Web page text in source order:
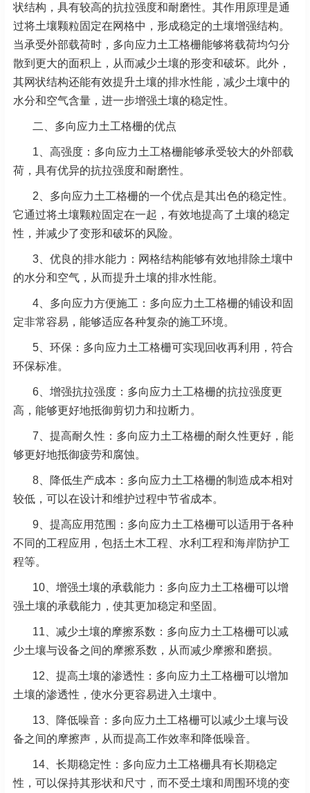
状结构，具有较高的抗拉强度和耐磨性。其作用原理是通
过将土壤颗粒固定在网格中，形成稳定的土壤增强结构。
当承受外部载荷时，多向应力土工格栅能够将载荷均匀分
散到更大的面积上，从而减少土壤的形变和破坏。此外，
其网状结构还能有效提升土壤的排水性能，减少土壤中的
水分和空气含量，进一步增强土壤的稳定性。
二、多向应力土工格栅的优点
1、高强度：多向应力土工格栅能够承受较大的外部载
荷，具有优异的抗拉强度和耐磨性。
2、多向应力土工格栅的一个优点是其出色的稳定性。
它通过将土壤颗粒固定在一起，有效地提高了土壤的稳定
性，并减少了变形和破坏的风险。
3、优良的排水能力：网格结构能够有效地排除土壤中
的水分和空气，从而提升土壤的排水性能。
4、多向应力方便施工：多向应力土工格栅的铺设和固
定非常容易，能够适应各种复杂的施工环境。
5、环保：多向应力土工格栅可实现回收再利用，符合
环保标准。
6、增强抗拉强度：多向应力土工格栅的抗拉强度更
高，能够更好地抵御剪切力和拉断力。
7、提高耐久性：多向应力土工格栅的耐久性更好，能
够更好地抵御疲劳和腐蚀。
8、降低生产成本：多向应力土工格栅的制造成本相对
较低，可以在设计和维护过程中节省成本。
9、提高应用范围：多向应力土工格栅可以适用于各种
不同的工程应用，包括土木工程、水利工程和海岸防护工
程等。
10、增强土壤的承载能力：多向应力土工格栅可以增
强土壤的承载能力，使其更加稳定和坚固。
11、减少土壤的摩擦系数：多向应力土工格栅可以减
少土壤与设备之间的摩擦系数，从而减少摩擦和磨损。
12、提高土壤的渗透性：多向应力土工格栅可以增加
土壤的渗透性，使水分更容易进入土壤中。
13、降低噪音：多向应力土工格栅可以减少土壤与设
备之间的摩擦声，从而提高工作效率和降低噪音。
14、长期稳定性：多向应力土工格栅具有长期稳定
性，可以保持其形状和尺寸，而不受土壤和周围环境的变